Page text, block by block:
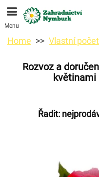
Objednávky přes e-
doručení je od
Menu
Home Vlastní
Rozvoz a
květinami
Řadit: